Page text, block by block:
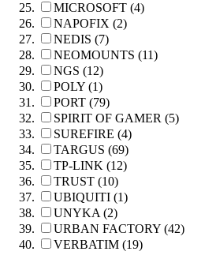
MICROSOFT (4)
NAPOFIX (2)
NEDIS (7)
NEOMOUNTS (11)
NGS (12)
POLY (1)
PORT (79)
SPIRIT OF GAMER (5)
SUREFIRE (4)
TARGUS (69)
TP-LINK (12)
TRUST (10)
UBIQUITI (1)
UNYKA (2)
URBAN FACTORY (42)
VERBATIM (19)